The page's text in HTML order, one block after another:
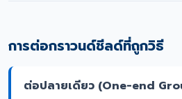
การต่อกราวนด์ชีลด์ที่ถูกวิธี
ต่อปลายเดียว (One-end